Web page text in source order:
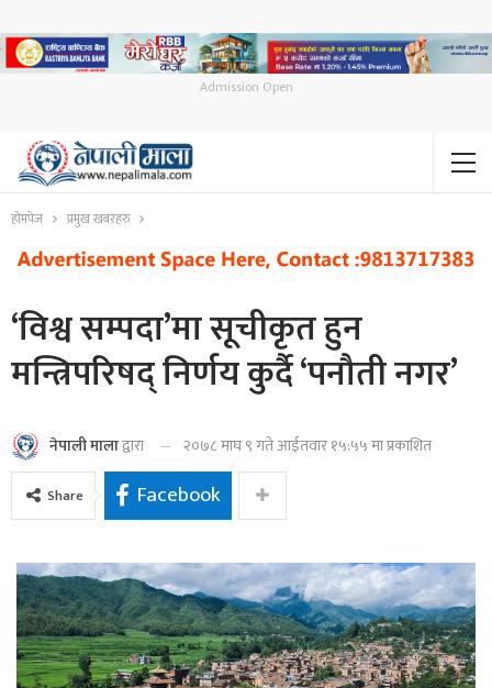
Admission Open
होमपेज प्रमुख खबरहरु
‘विश्व सम्पदा’मा सूचीकृत हुन
मन्त्रिपरिषद् निर्णय कुर्दै ‘पनौती नगर’
नेपाली मालाद्वारा २०७८ माघ ९ गते आईतवार १५:५५ मा प्रकाशित
Share Facebook